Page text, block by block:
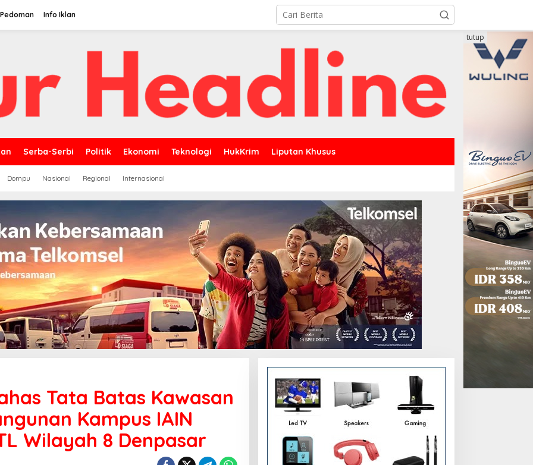
Pedoman Info Iklan
Serba-Serbi Politik Ekonomi Teknologi HukKrim Liputan Khusus
Dompu Nasional Regional Internasional
tutup
Tata Batas Kawasan
Kampus IAIN
Wilayah 8 Denpasar